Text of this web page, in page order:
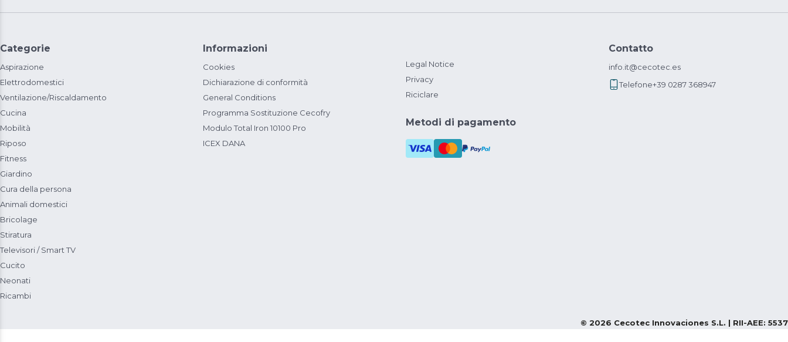
Categorie
Aspirazione
Elettrodomestici
Ventilazione/Riscaldamento
Cucina
Mobilità
Riposo
Fitness
Giardino
Cura della persona
Animali domestici
Bricolage
Stiratura
Televisori / Smart TV
Cucito
Neonati
Ricambi
Informazioni
Cookies
Dichiarazione di conformità
General Conditions
Programma Sostituzione Cecofry
Modulo Total Iron 10100 Pro
ICEX DANA
Legal Notice
Privacy
Riciclare
Metodi di pagamento
Contatto
info.it@cecotec.es
Telefone+39 0287 368947
© 2026 Cecotec Innovaciones S.L. | RII-AEE: 5537